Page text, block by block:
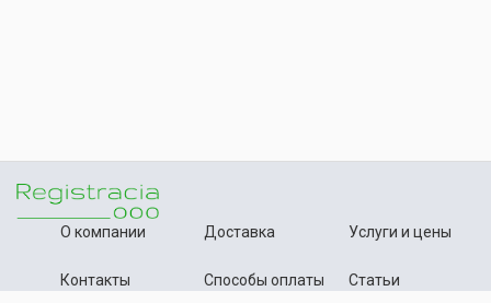
О компании
Контакты
Доставка
Способы оплаты
Услуги и цены
Статьи